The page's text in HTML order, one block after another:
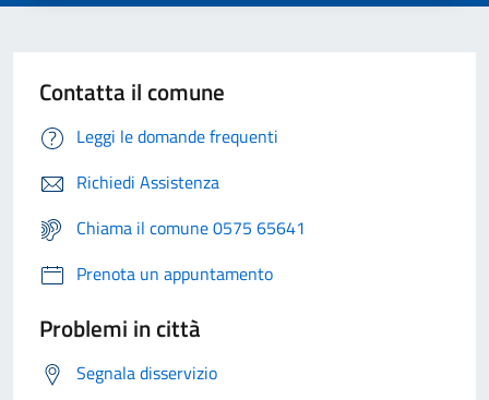
Contatta il comune
Leggi le domande frequenti
Richiedi Assistenza
Chiama il comune 0575 65641
Prenota un appuntamento
Problemi in città
Segnala disservizio